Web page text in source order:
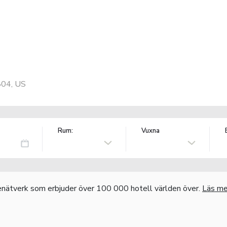
US
Rum: Vuxna
som erbjuder över 100 000 hotell världen över. Läs